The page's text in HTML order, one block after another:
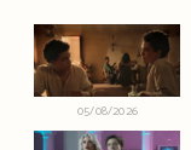
05/08/2026